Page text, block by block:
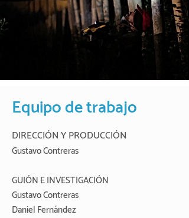
Equipo de trabajo
DIRECCIÓN Y PRODUCCIÓN
Gustavo Contreras
GUIÓN E INVESTIGACIÓN
Gustavo Contreras
Daniel Fernández